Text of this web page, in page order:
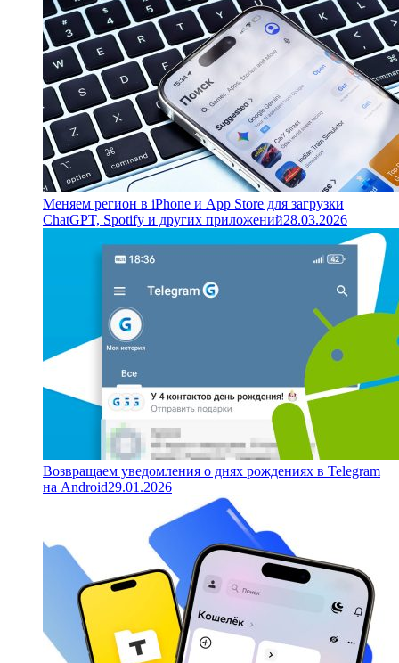
Меняем регион в iPhone и App Store для загрузки
ChatGPT, Spotify и других приложений28.03.2026
Возвращаем уведомления о днях рождениях в Telegram
на Android29.01.2026